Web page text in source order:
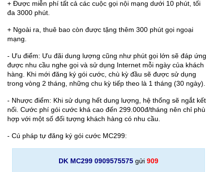
+ Được miễn phí tất cả các cuộc gọi nội mạng dưới 10 phút, tối
đa 3000 phút.
+ Ngoài ra, thuê bao còn được tặng thêm 300 phút gọi ngoại
mạng.
- Ưu điểm: Ưu đãi dung lượng cũng như phút gọi lớn sẽ đáp ứng
được nhu cầu nghe gọi và sử dụng Internet mỗi ngày của khách
hàng. Khi mới đăng ký gói cước, chù kỳ đầu sẽ được sử dụng
trong vòng 2 tháng, những chu kỳ tiếp theo là 1 tháng (30 ngày).
- Nhược điểm: Khi sử dụng hết dung lượng, hệ thống sẽ ngắt kết
nối. Cước phí gói cước khá cao đến 299.000đ/tháng nên chỉ phù
hợp với một số đối tượng khách hàng có nhu cầu.
- Cú pháp tự đăng ký gói cước MC299:
DK MC299 0909575575 gửi 909